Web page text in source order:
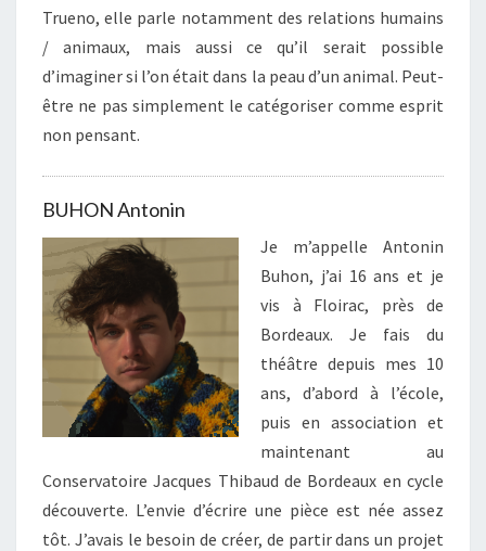
Trueno, elle parle notamment des relations humains
/ animaux, mais aussi ce qu’il serait possible
d’imaginer si l’on était dans la peau d’un animal. Peut-
être ne pas simplement le catégoriser comme esprit
non pensant.
BUHON Antonin
Je m’appelle Antonin
Buhon, j’ai 16 ans et je
vis à Floirac, près de
Bordeaux. Je fais du
théâtre depuis mes 10
ans, d’abord à l’école,
puis en association et
maintenant au
Conservatoire Jacques Thibaud de Bordeaux en cycle
découverte. L’envie d’écrire une pièce est née assez
tôt. J’avais le besoin de créer, de partir dans un projet